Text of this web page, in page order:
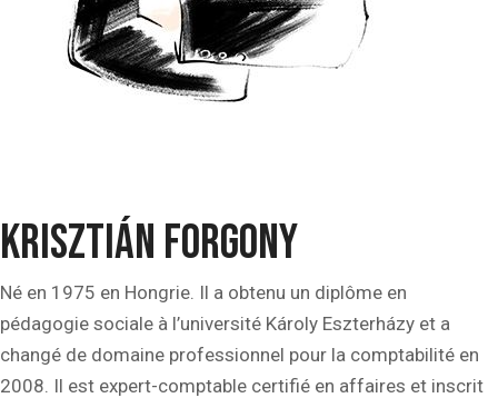
Krisztián Forgony
Né en 1975 en Hongrie. Il a obtenu un diplôme en
pédagogie sociale à l’université Károly Eszterházy et a
changé de domaine professionnel pour la comptabilité en
2008. Il est expert-comptable certifié en affaires et inscrit